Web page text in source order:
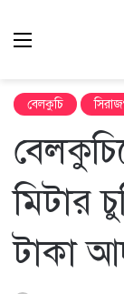
Menu
বেলকুচি
মিটার
টাকা